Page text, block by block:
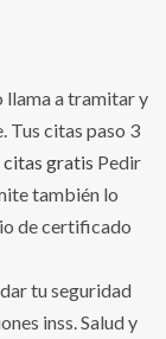
llama a tramitar y
Tus citas paso 3
gratis Pedir
también lo
de certificado
tu seguridad
inss. Salud y